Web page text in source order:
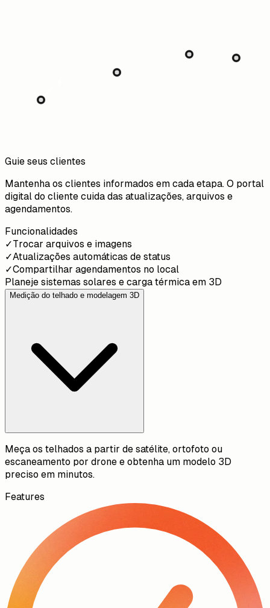
Guie seus clientes
Mantenha os clientes informados em cada etapa. O portal
digital do cliente cuida das atualizações, arquivos e
agendamentos.
Funcionalidades
✓Trocar arquivos e imagens
✓Atualizações automáticas de status
✓Compartilhar agendamentos no local
Planeje sistemas solares e carga térmica em 3D
Medição do telhado e modelagem 3D
Meça os telhados a partir de satélite, ortofoto ou
escaneamento por drone e obtenha um modelo 3D
preciso em minutos.
Features